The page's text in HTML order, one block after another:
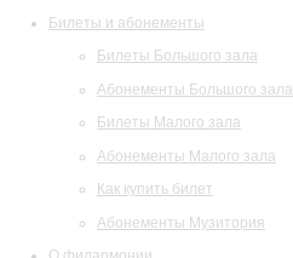
Билеты и абонементы
Билеты Большого зала
Абонементы Большого зала
Билеты Малого зала
Абонементы Малого зала
Как купить билет
Абонементы Музитория